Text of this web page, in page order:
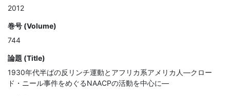
2012
巻号 (Volume)
744
論題 (Title)
1930年代半ばの反リンチ運動とアフリカ系アメリカ人―クロー
ド・ニール事件をめぐるNAACPの活動を中心に―